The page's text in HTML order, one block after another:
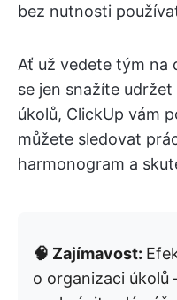
bez nutnosti
Ať už vedete tým na
se jen snažíte
úkolů, ClickUp vám
můžete sledovat
harmonogram a
🧠 Zajímavost:
o organizaci úkolů